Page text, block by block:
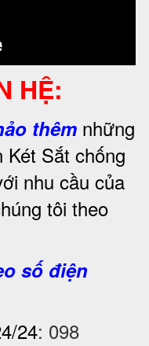
HỆ:
thêm những
Sắt chống
nhu cầu của
tôi theo
số điện
24: 098